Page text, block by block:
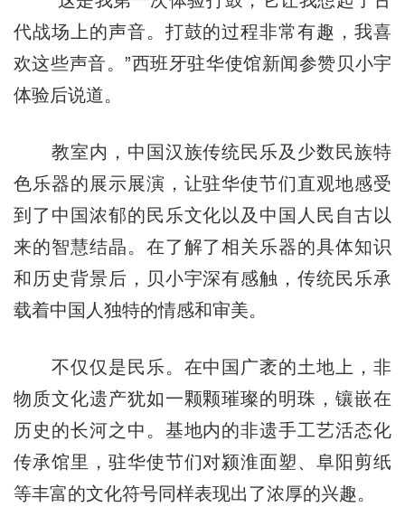
代战场上的声音。打鼓的过程非常有趣，我喜
欢这些声音。”西班牙驻华使馆新闻参赞贝小宇
体验后说道。
教室内，中国汉族传统民乐及少数民族特
色乐器的展示展演，让驻华使节们直观地感受
到了中国浓郁的民乐文化以及中国人民自古以
来的智慧结晶。在了解了相关乐器的具体知识
和历史背景后，贝小宇深有感触，传统民乐承
载着中国人独特的情感和审美。
不仅仅是民乐。在中国广袤的土地上，非
物质文化遗产犹如一颗颗璀璨的明珠，镶嵌在
历史的长河之中。基地内的非遗手工艺活态化
传承馆里，驻华使节们对颍淮面塑、阜阳剪纸
等丰富的文化符号同样表现出了浓厚的兴趣。